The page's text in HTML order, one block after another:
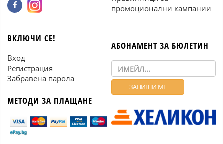
промоционални кампании
ВКЛЮЧИ СЕ!
Вход
Регистрация
Забравена парола
МЕТОДИ ЗА ПЛАЩАНЕ
АБОНАМЕНТ ЗА БЮЛЕТИН